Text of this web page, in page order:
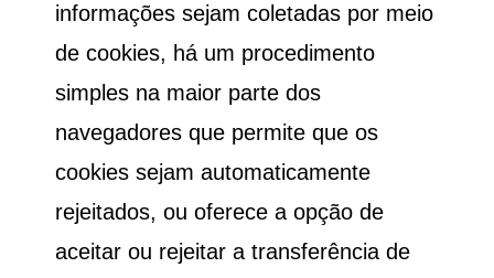
informações sejam coletadas por meio
de cookies, há um procedimento
simples na maior parte dos
navegadores que permite que os
cookies sejam automaticamente
rejeitados, ou oferece a opção de
aceitar ou rejeitar a transferência de